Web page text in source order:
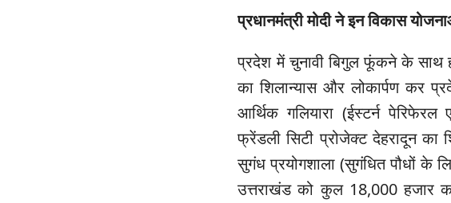
प्रधानमंत्री मोदी ने इन विकास
प्रदेश में चुनावी बिगुल फूंकने के साथ
का शिलान्यास और लोकार्पण कर
आर्थिक गलियारा (ईस्टर्न
फ्रेंडली सिटी प्रोजेक्ट देहरादून का
सुगंध प्रयोगशाला (सुगंधित पौधों के
उत्तराखंड को कुल 18,000 हजार